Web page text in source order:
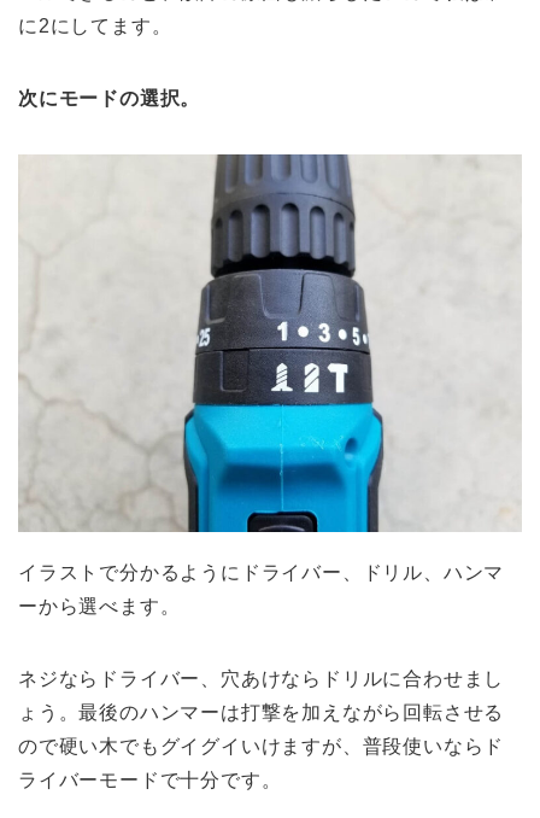
に2にしてます。
次にモードの選択。
イラストで分かるようにドライバー、ドリル、ハンマ
ーから選べます。
ネジならドライバー、穴あけならドリルに合わせまし
ょう。最後のハンマーは打撃を加えながら回転させる
ので硬い木でもグイグイいけますが、普段使いならド
ライバーモードで十分です。